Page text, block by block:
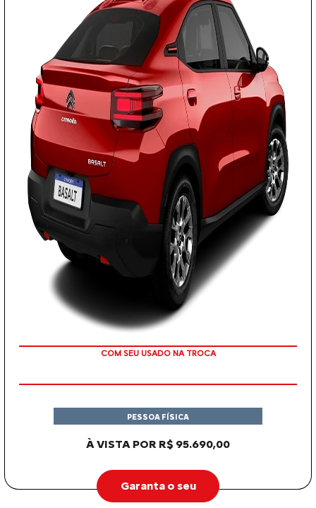
OU TAXA 0%
À VISTA POR R$ 95.690,00
PESSOA FÍSICA
Garanta o seu